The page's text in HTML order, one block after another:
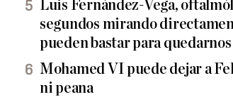
Luis Fernández-Vega,
segundos mirando
pueden bastar para
Mohamed VI puede dejar a
ni peana